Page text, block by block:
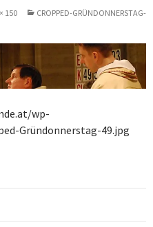
150
CROPPED-GRÜNDONNERSTAG-
wp-
Gründonnerstag-49.jpg